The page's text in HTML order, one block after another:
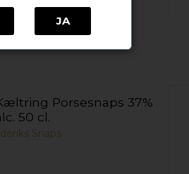
Porsesnaps 37%
50 cl.
Snaps
JA